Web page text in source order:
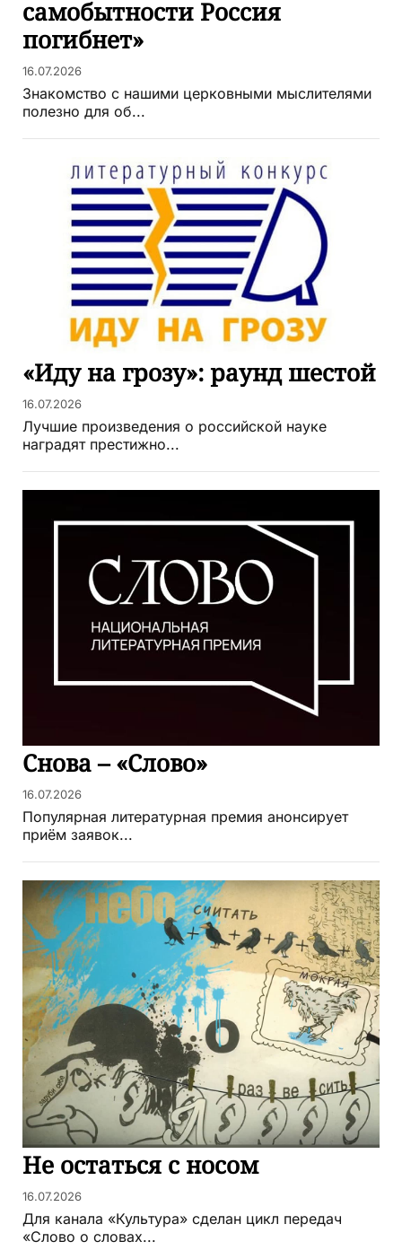
самобытности Россия
погибнет»
16.07.2026
Знакомство с нашими церковными мыслителями
полезно для об...
«Иду на грозу»: раунд шестой
16.07.2026
Лучшие произведения о российской науке
наградят престижно...
Снова – «Слово»
16.07.2026
Популярная литературная премия анонсирует
приём заявок...
Не остаться с носом
16.07.2026
Для канала «Культура» сделан цикл передач
«Слово о словах...